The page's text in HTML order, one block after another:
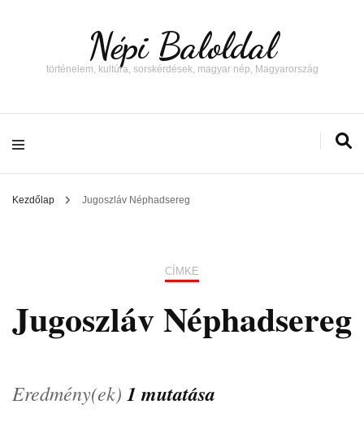
Népi Baloldal
történelem, kultúra, sorskérdések, magyar nép, Magyarország
Kezdőlap Jugoszláv Néphadsereg
CÍMKE
Jugoszláv Néphadsereg
Eredmény(ek) 1 mutatása